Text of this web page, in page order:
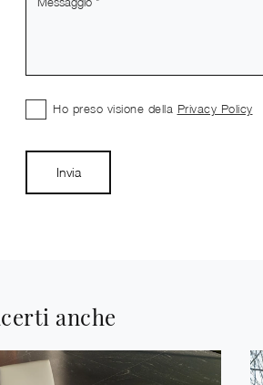
Ho preso visione della Privacy Policy
Invia
anche